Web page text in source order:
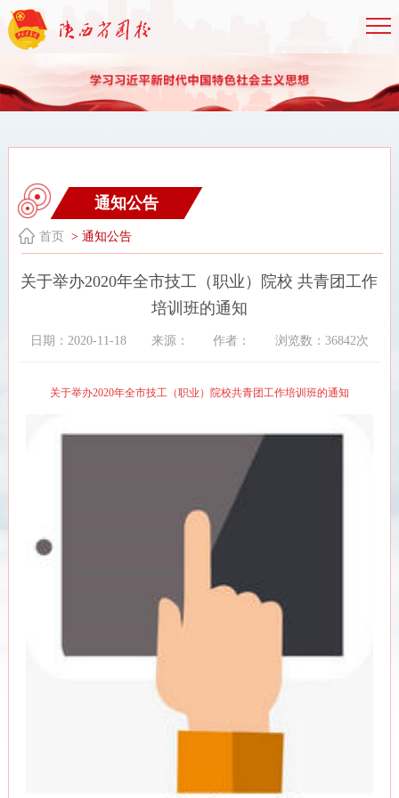
通知公告
首页 > 通知公告
关于举办2020年全市技工（职业）院校 共青团工作
培训班的通知
日期：2020-11-18 来源： 作者： 浏览数：36842次
关于举办2020年全市技工（职业）院校共青团工作培训班的通知